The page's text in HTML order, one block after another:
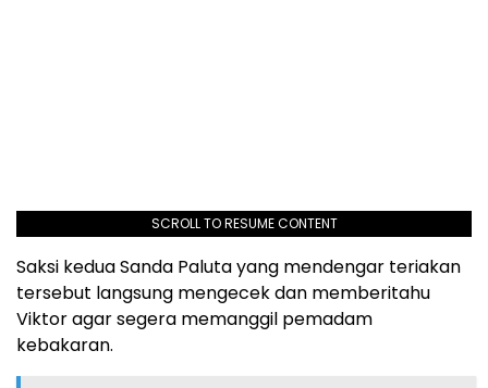
SCROLL TO RESUME CONTENT
Saksi kedua Sanda Paluta yang mendengar teriakan
tersebut langsung mengecek dan memberitahu
Viktor agar segera memanggil pemadam
kebakaran.